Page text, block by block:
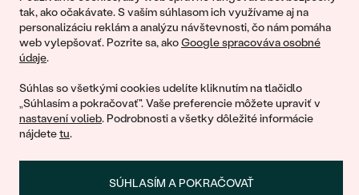
tak, ako očakávate. S vaším súhlasom ich využívame aj na
personalizáciu reklám a analýzu návštevnosti, čo nám pomáha
web vylepšovať. Pozrite sa, akoGoogle spracováva osobné
údaje.
Súhlas so všetkými cookies udelíte kliknutím na tlačidlo
„Súhlasím a pokračovať". Vaše preferencie môžete upraviť v
nastavení volieb. Podrobnosti a všetky dôležité informácie
nájdetetu.
SÚHLASÍM A POKRAČOVAŤ
© 2011 - 2026, Eppi.sk